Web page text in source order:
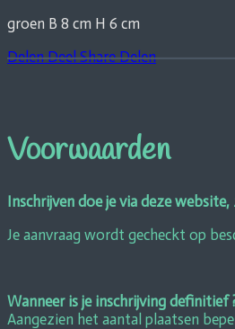
groen B 8 cm H 6 cm
DelenDeelShareDelen
Voorwaarden
Inschrijven doe je via deze
Je aanvraag wordt gecheckt op
Wanneer is je inschrijving definitief
Aangezien het aantal plaatsen